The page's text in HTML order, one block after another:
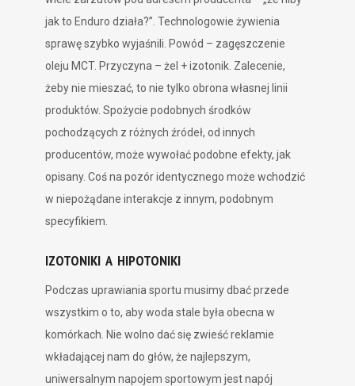
jak to Enduro działa?”. Technologowie żywienia
sprawę szybko wyjaśnili. Powód – zagęszczenie
oleju MCT. Przyczyna – żel + izotonik. Zalecenie,
żeby nie mieszać, to nie tylko obrona własnej linii
produktów. Spożycie podobnych środków
pochodzących z różnych źródeł, od innych
producentów, może wywołać podobne efekty, jak
opisany. Coś na pozór identycznego może wchodzić
w niepożądane interakcje z innym, podobnym
specyfikiem.
IZOTONIKI A HIPOTONIKI
Podczas uprawiania sportu musimy dbać przede
wszystkim o to, aby woda stale była obecna w
komórkach. Nie wolno dać się zwieść reklamie
wkładającej nam do głów, że najlepszym,
uniwersalnym napojem sportowym jest napój